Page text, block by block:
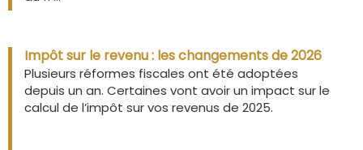
Impôt sur le revenu : les changements de 2026
Plusieurs réformes fiscales ont été adoptées
depuis un an. Certaines vont avoir un impact sur le
calcul de l’impôt sur vos revenus de 2025.